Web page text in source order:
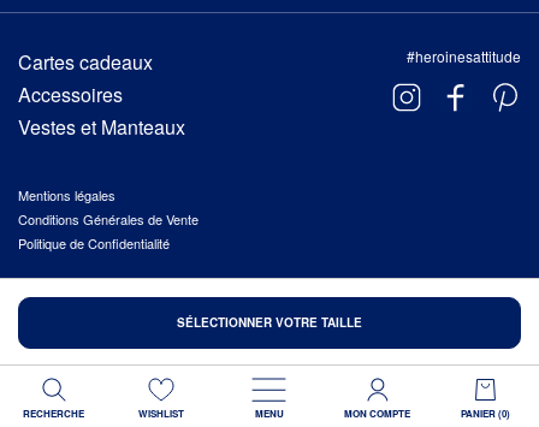
RECHERCHE WISHLIST MENU MON COMPTE PANIER (0)
SÉLECTIONNER VOTRE TAILLE
Cartes cadeaux
Accessoires
Vestes et Manteaux
#heroinesattitude
Mentions légales
Conditions Générales de Vente
Politique de Confidentialité
© 2026 HÉROÏNES, TOUS DROITS RÉSERVÉS
.